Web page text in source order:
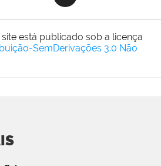
está publicado sob a licença
SemDerivações 3.0 Não